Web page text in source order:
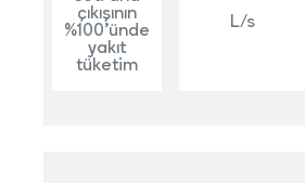
çıkışının
%100’ünde
yakıt
tüketim
L/s